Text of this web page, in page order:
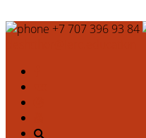
+7 707 396 93 84